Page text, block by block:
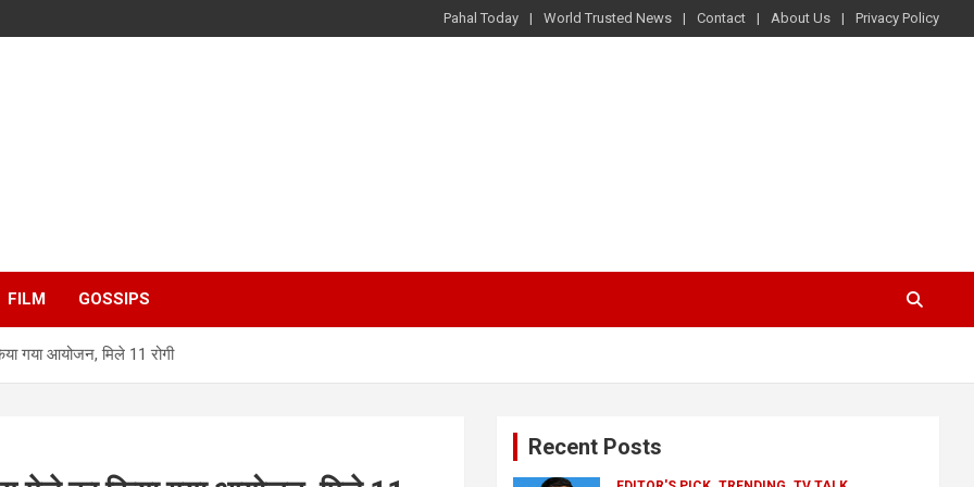
Pahal Today World Trusted News Contact About Us Privacy Policy
FILM GOSSIPS
गया आयोजन, मिले 11 रोगी
Recent Posts